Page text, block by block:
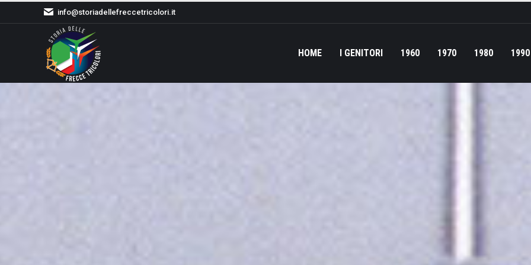
info@storiadellefreccetricolori.it
HOME I GENITORI 1960 1970 1980 1990